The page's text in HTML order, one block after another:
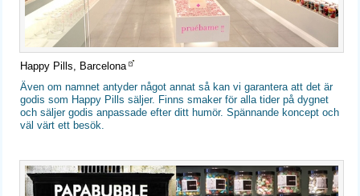
Happy Pills, Barcelona
Även om namnet antyder något annat så kan vi garantera att det är
godis som Happy Pills säljer. Finns smaker för alla tider på dygnet
och säljer godis anpassade efter ditt humör. Spännande koncept och
väl värt ett besök.